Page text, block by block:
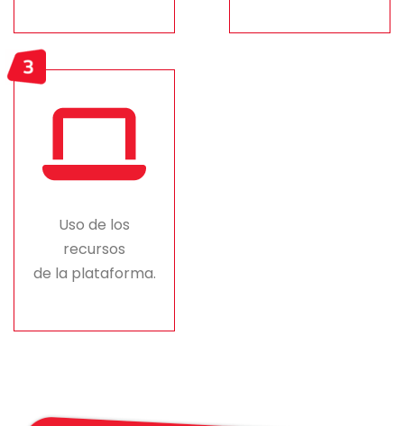
Uso de los
recursos
de la plataforma.